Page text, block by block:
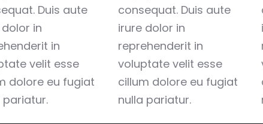
Duis aute
in
in
velit esse
dolore eu fugiat
pariatur.
consequat. Duis aute
irure dolor in
reprehenderit in
voluptate velit esse
cillum dolore eu fugiat
nulla pariatur.